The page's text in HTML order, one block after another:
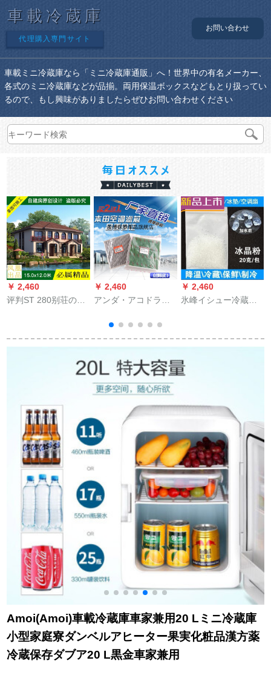
車載冷蔵庫
代理購入専門サイト
お問い合わせ
車載ミニ冷蔵庫なら「ミニ冷蔵庫通販」へ！世界中の有名メーカー、
各式のミニ冷蔵庫などが品揃。両用保温ボックスなどもとり扱ってい
るので、もし興味がありましたらぜひお問い合わせください
￥ 2,460
评判ST 280别荘の设
建筑の新农村の住宅
ラドンの店を突き合
￥ 2,460
アンダ・アコドラッ
ック・フロリータが
似合う。
￥ 2,460
氷峰イシュー冷蔵箱
g/bag】10包装
Amoi(Amoi)車載冷蔵庫車家兼用20 Lミニ冷蔵庫
小型家庭寮ダンベルアヒーター果実化粧品漢方薬
冷蔵保存ダブア20 L黒金車家兼用